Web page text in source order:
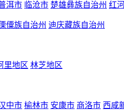
洱市 临沧市 楚雄彝族自治州 红
僳族自治州 迪庆藏族自治州
里地区 林芝地区
中市 榆林市 安康市 商洛市 西咸